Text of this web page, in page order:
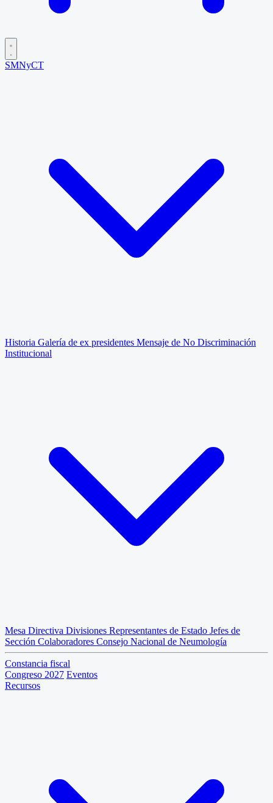
SMNyCT
Historia Galería de ex presidentes Mensaje de No Discriminación
Institucional
Mesa Directiva Divisiones Representantes de Estado Jefes de
Sección Colaboradores Consejo Nacional de Neumología
Constancia fiscal
Congreso 2027 Eventos
Recursos